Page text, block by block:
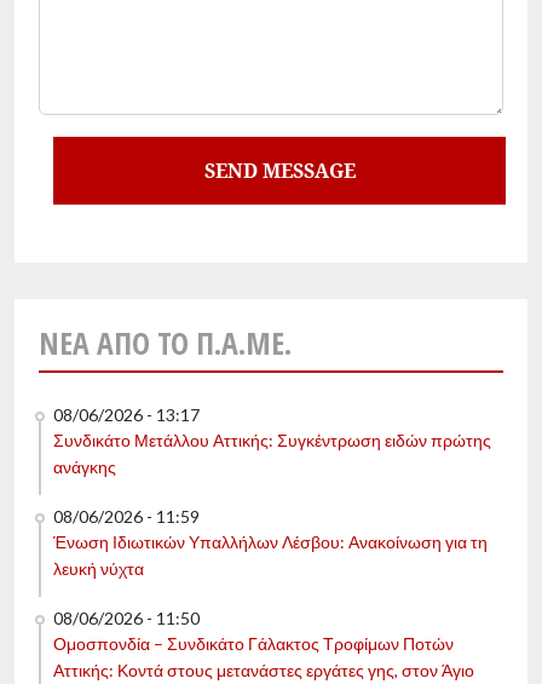
ΝΈΑ ΑΠΌ ΤΟ Π.Α.ΜΕ.
08/06/2026 - 13:17
Συνδικάτο Μετάλλου Αττικής: Συγκέντρωση ειδών πρώτης
ανάγκης
08/06/2026 - 11:59
Ένωση Ιδιωτικών Υπαλλήλων Λέσβου: Ανακοίνωση για τη
λευκή νύχτα
08/06/2026 - 11:50
Ομοσπονδία – Συνδικάτο Γάλακτος Τροφίμων Ποτών
Αττικής: Κοντά στους μετανάστες εργάτες γης, στον Άγιο